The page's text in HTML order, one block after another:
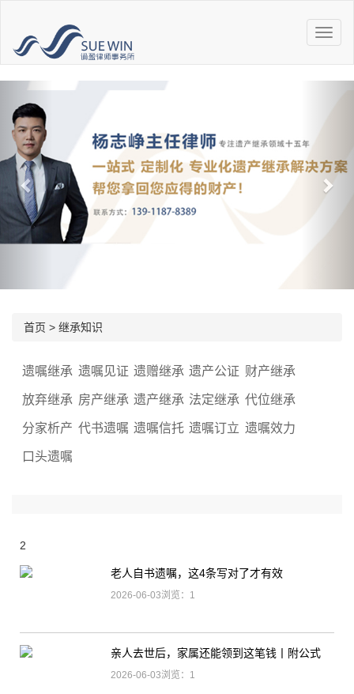
首页 > 继承知识
遗嘱继承 遗嘱见证 遗赠继承 遗产公证 财产继承
放弃继承 房产继承 遗产继承 法定继承 代位继承
分家析产 代书遗嘱 遗嘱信托 遗嘱订立 遗嘱效力
口头遗嘱
2
老人自书遗嘱，这4条写对了才有效
2026-06-03浏览：1
亲人去世后，家属还能领到这笔钱丨附公式
2026-06-03浏览：1